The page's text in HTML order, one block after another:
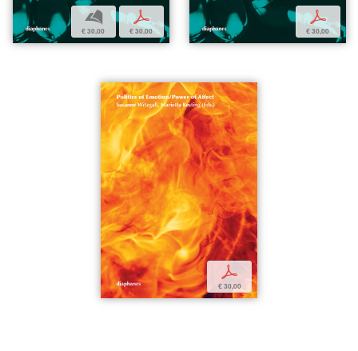
b
€ 30,00
p
€ 30,00
p
€ 30,00
p
€ 30,00